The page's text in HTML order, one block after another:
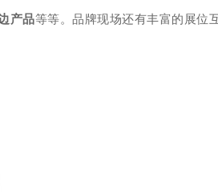
产品等等。品牌现场还有丰富的展位